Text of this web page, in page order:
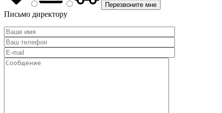
Письмо директору